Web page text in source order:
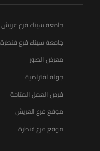
جامعة سيناء فرع عريش
جامعة سيناء فرع قنطرة
معرض الصور
جولة افتراضية
فرص العمل المتاحة
موقع فرع العريش
موقع فرع قنطرة